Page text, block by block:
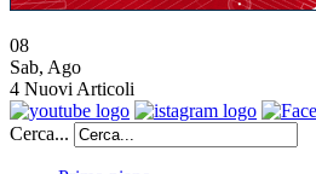
08
Sab, Ago
4 Nuovi Articoli
Cerca...